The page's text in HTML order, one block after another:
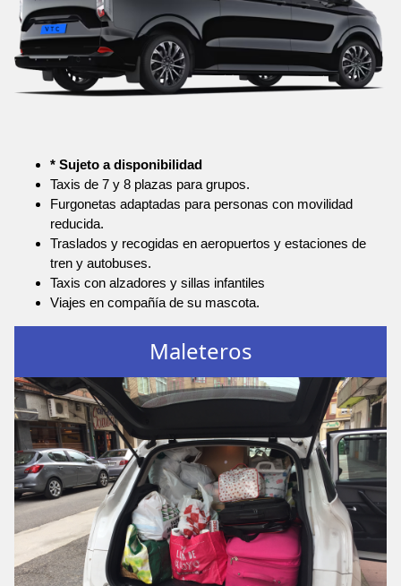
* Sujeto a disponibilidad
Taxis de 7 y 8 plazas para grupos.
Furgonetas adaptadas para personas con movilidad
reducida.
Traslados y recogidas en aeropuertos y estaciones de
tren y autobuses.
Taxis con alzadores y sillas infantiles
Viajes en compañía de su mascota.
Maleteros